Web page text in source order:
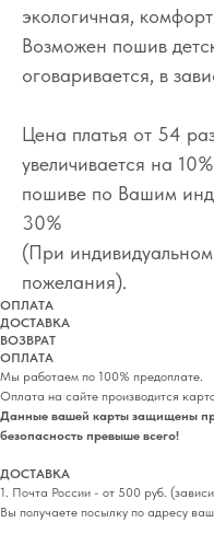
экологичная,
Возможен пошив
оговаривается, в
Цена платья от 54
увеличивается на
пошиве по Вашим
30%
(При
пожелания).
ОПЛАТА
ДОСТАВКА
ВОЗВРАТ
ОПЛАТА
Мы работаем по 100% предоплате.
Оплата на сайте производится
Данные вашей карты защищены
безопасность превыше всего!
ДОСТАВКА
1. Почта России - от 500 руб.
Вы получаете посылку по адресу